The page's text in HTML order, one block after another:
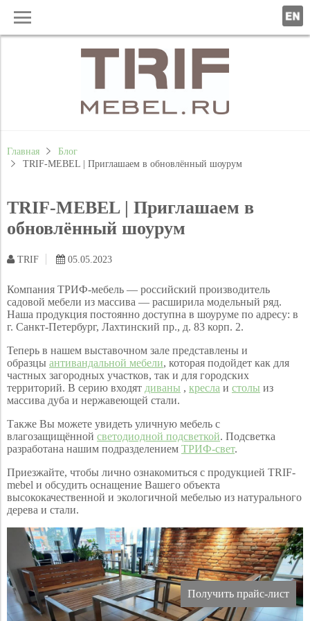
Главная
Блог
TRIF-MEBEL | Приглашаем в обновлённый шоурум
TRIF-MEBEL | Приглашаем в
обновлённый шоурум
TRIF 05.05.2023
Компания ТРИФ-мебель — российский производитель
садовой мебели из массива — расширила модельный ряд.
Наша продукция постоянно доступна в шоуруме по адресу: в
г. Санкт-Петербург, Лахтинский пр., д. 83 корп. 2.
Теперь в нашем выставочном зале представлены и
образцы антивандальной мебели, которая подойдет как для
частных загородных участков, так и для городских
территорий. В серию входят диваны , кресла и столы из
массива дуба и нержавеющей стали.
Также Вы можете увидеть уличную мебель с
влагозащищённой светодиодной подсветкой. Подсветка
разработана нашим подразделением ТРИФ-свет.
Приезжайте, чтобы лично ознакомиться с продукцией TRIF-
mebel и обсудить оснащение Вашего объекта
высококачественной и экологичной мебелью из натурального
дерева и стали.
Получить прайс-лист